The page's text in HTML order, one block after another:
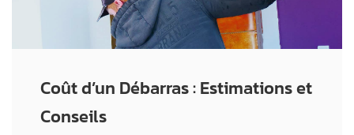
Coût d’un Débarras : Estimations et
Conseils